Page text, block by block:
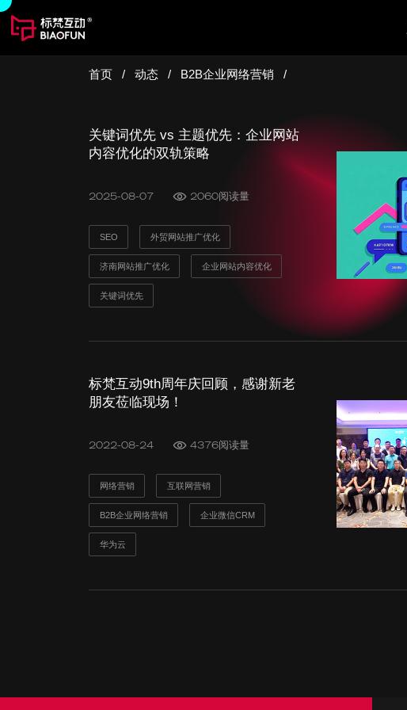
开启您的数字营销服务
首页 / 动态 / B2B企业网络营销 /
关键词优先 vs 主题优先：企业网站
内容优化的双轨策略
2025-08-07 2060阅读量
SEO 外贸网站推广优化
济南网站推广优化 企业网站内容优化
关键词优先
标梵互动9th周年庆回顾，感谢新老
朋友莅临现场！
2022-08-24 4376阅读量
网络营销 互联网营销
B2B企业网络营销 企业微信CRM
华为云